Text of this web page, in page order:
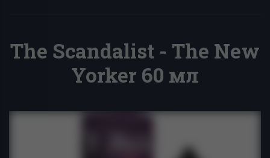
The Scandalist - The New
Yorker 60 мл